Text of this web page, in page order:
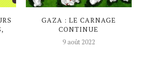
GAZA : LE CARNAGE
CONTINUE
9 août 2022